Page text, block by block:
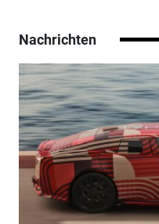
Nachrichten